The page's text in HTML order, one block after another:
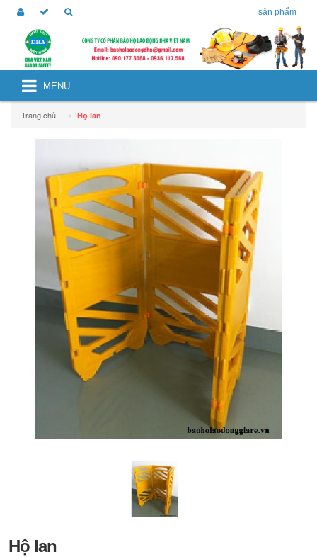
sản phẩm
MENU
Trang chủ —› Hộ lan
Hộ lan